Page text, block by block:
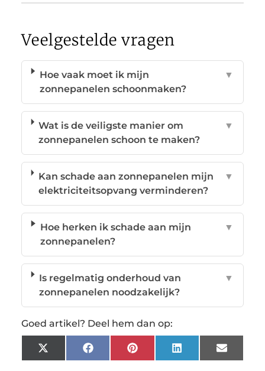
Veelgestelde vragen
Hoe vaak moet ik mijn
zonnepanelen schoonmaken?
▼
Wat is de veiligste manier om
zonnepanelen schoon te maken?
▼
Kan schade aan zonnepanelen mijn
elektriciteitsopvang verminderen?
▼
Hoe herken ik schade aan mijn
zonnepanelen?
▼
Is regelmatig onderhoud van
zonnepanelen noodzakelijk?
▼
Goed artikel? Deel hem dan op:
X
(Twitter)
FacebookPinterestLinkedInEmail